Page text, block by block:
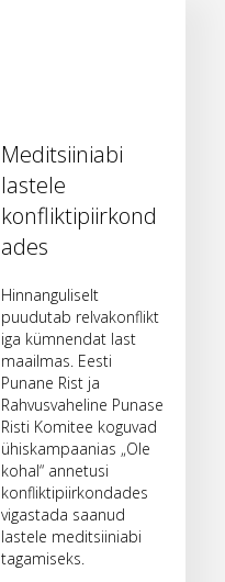
Meditsiiniabi
lastele
konfliktipiirkond
ades
Hinnanguliselt
puudutab relvakonflikt
iga kümnendat last
maailmas. Eesti
Punane Rist ja
Rahvusvaheline Punase
Risti Komitee koguvad
ühiskampaanias „Ole
kohal“ annetusi
konfliktipiirkondades
vigastada saanud
lastele meditsiiniabi
tagamiseks.